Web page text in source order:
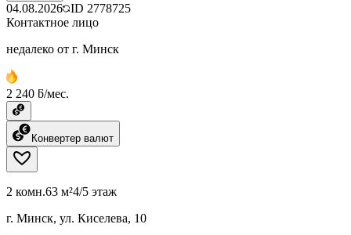
04.08.2026 ID 2778725
Контактное лицо
недалеко от г. Минск
2 240 ƃ/мес.
Конвертер валют
2 комн.63 м²4/5 этаж
г. Минск, ул. Киселева, 10